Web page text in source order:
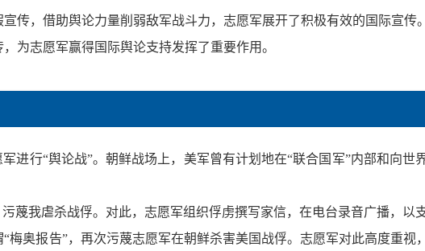
传，借助舆论力量削弱敌军战斗力，志愿军展开了积极有效的国际宣
为志愿军赢得国际舆论支持发挥了重要作用。
进行“舆论战”。朝鲜战场上，美军曾有计划地在“联合国军”内部和向世
蔑我虐杀战俘。对此，志愿军组织俘虏撰写家信，在电台录音广播，以
梅奥报告”，再次污蔑志愿军在朝鲜杀害美国战俘。志愿军对此高度重